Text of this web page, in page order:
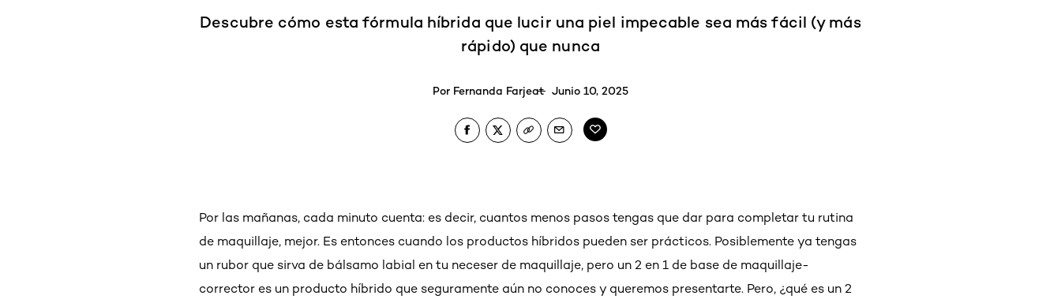
Descubre cómo esta fórmula híbrida que lucir una piel impecable sea más fácil (y más
rápido) que nunca
Por Fernanda Farjeat Junio 10, 2025
Por las mañanas, cada minuto cuenta: es decir, cuantos menos pasos tengas que dar para completar tu rutina
de maquillaje, mejor. Es entonces cuando los productos híbridos pueden ser prácticos. Posiblemente ya tengas
un rubor que sirva de bálsamo labial en tu neceser de maquillaje, pero un 2 en 1 de base de maquillaje-
corrector es un producto híbrido que seguramente aún no conoces y queremos presentarte. Pero, ¿qué es un 2